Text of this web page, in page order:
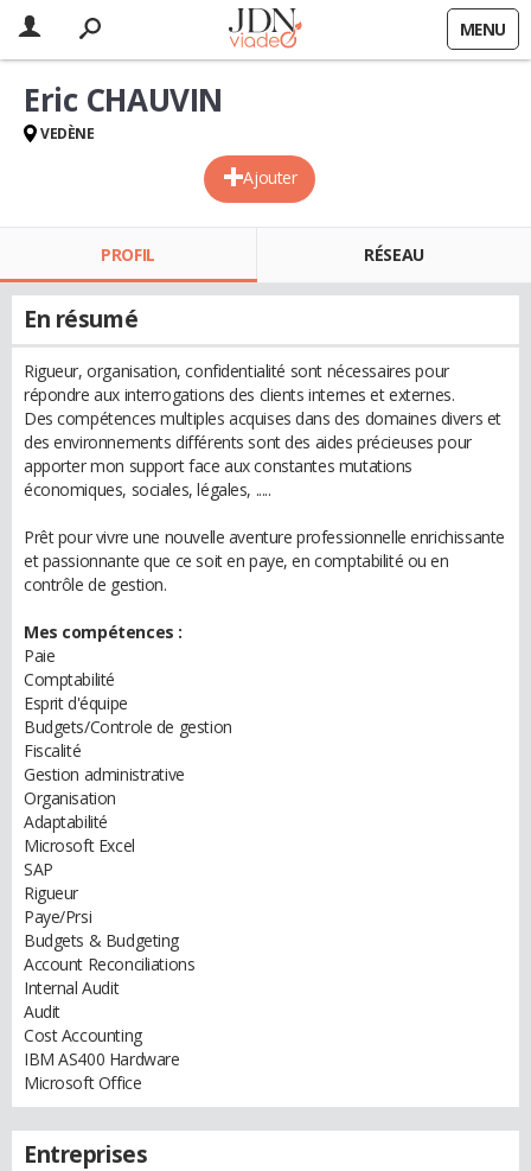
MENU
Ajouter
Eric CHAUVIN
VEDÈNE
PROFIL RÉSEAU
En résumé
Rigueur, organisation, confidentialité sont nécessaires pour
répondre aux interrogations des clients internes et externes.
Des compétences multiples acquises dans des domaines divers et
des environnements différents sont des aides précieuses pour
apporter mon support face aux constantes mutations
économiques, sociales, légales, .....
Prêt pour vivre une nouvelle aventure professionnelle enrichissante
et passionnante que ce soit en paye, en comptabilité ou en
contrôle de gestion.
Mes compétences :
Paie
Comptabilité
Esprit d'équipe
Budgets/Controle de gestion
Fiscalité
Gestion administrative
Organisation
Adaptabilité
Microsoft Excel
SAP
Rigueur
Paye/Prsi
Budgets & Budgeting
Account Reconciliations
Internal Audit
Audit
Cost Accounting
IBM AS400 Hardware
Microsoft Office
Entreprises